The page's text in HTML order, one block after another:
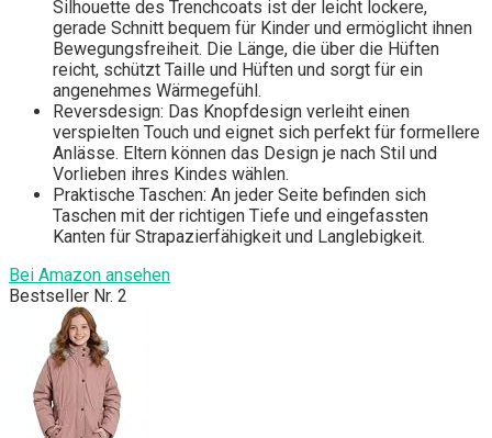
Silhouette des Trenchcoats ist der leicht lockere,
gerade Schnitt bequem für Kinder und ermöglicht ihnen
Bewegungsfreiheit. Die Länge, die über die Hüften
reicht, schützt Taille und Hüften und sorgt für ein
angenehmes Wärmegefühl.
Reversdesign: Das Knopfdesign verleiht einen
verspielten Touch und eignet sich perfekt für formellere
Anlässe. Eltern können das Design je nach Stil und
Vorlieben ihres Kindes wählen.
Praktische Taschen: An jeder Seite befinden sich
Taschen mit der richtigen Tiefe und eingefassten
Kanten für Strapazierfähigkeit und Langlebigkeit.
Bei Amazon ansehen
Bestseller Nr. 2